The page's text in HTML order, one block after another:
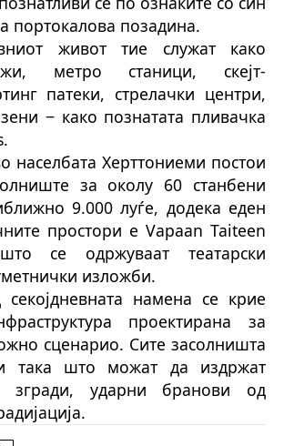
портокалова позадина.
живот тие служат како
метро станици, скејт-
патеки, стрелачки центри,
‒ како познатата пливачка
населбата Херттониеми постои
за околу 60 станбени
9.000 луѓе, додека еден
простори е Vapaan Taiteen
се одржуваат театарски
изложби.
секојдневната намена се крие
проектирана за
сценарио. Сите засолништа
така што можат да издржат
згради, ударни бранови од